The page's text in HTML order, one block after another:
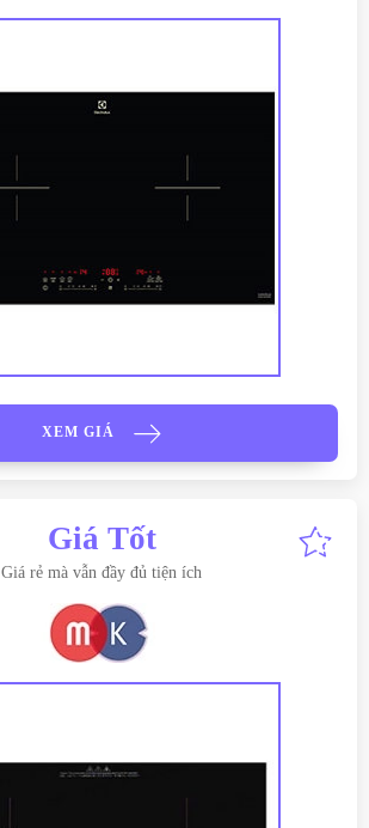
XEM GIÁ
Giá Tốt
Giá rẻ mà vẫn đầy đủ tiện ích